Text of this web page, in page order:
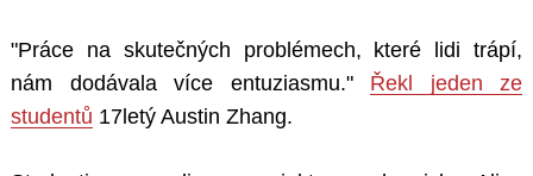
"Práce na skutečných problémech, které lidi trápí,
nám dodávala více entuziasmu." Řekl jeden ze
studentů 17letý Austin Zhang.